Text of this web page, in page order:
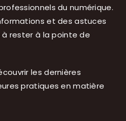
du numérique.
et des astuces
rester à la pointe de
les dernières
pratiques en matière